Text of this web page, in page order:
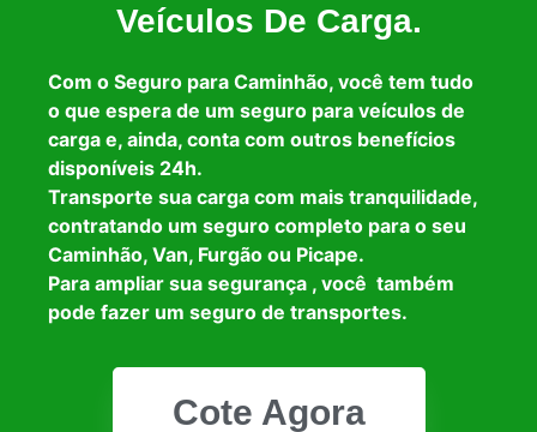
Veículos De Carga.
Com o Seguro para Caminhão, você tem tudo
o que espera de um seguro para veículos de
carga e, ainda, conta com outros benefícios
disponíveis 24h.
Transporte sua carga com mais tranquilidade,
contratando um seguro completo para o seu
Caminhão, Van, Furgão ou Picape.
Para ampliar sua segurança , você também
pode fazer um seguro de transportes.
Cote Agora